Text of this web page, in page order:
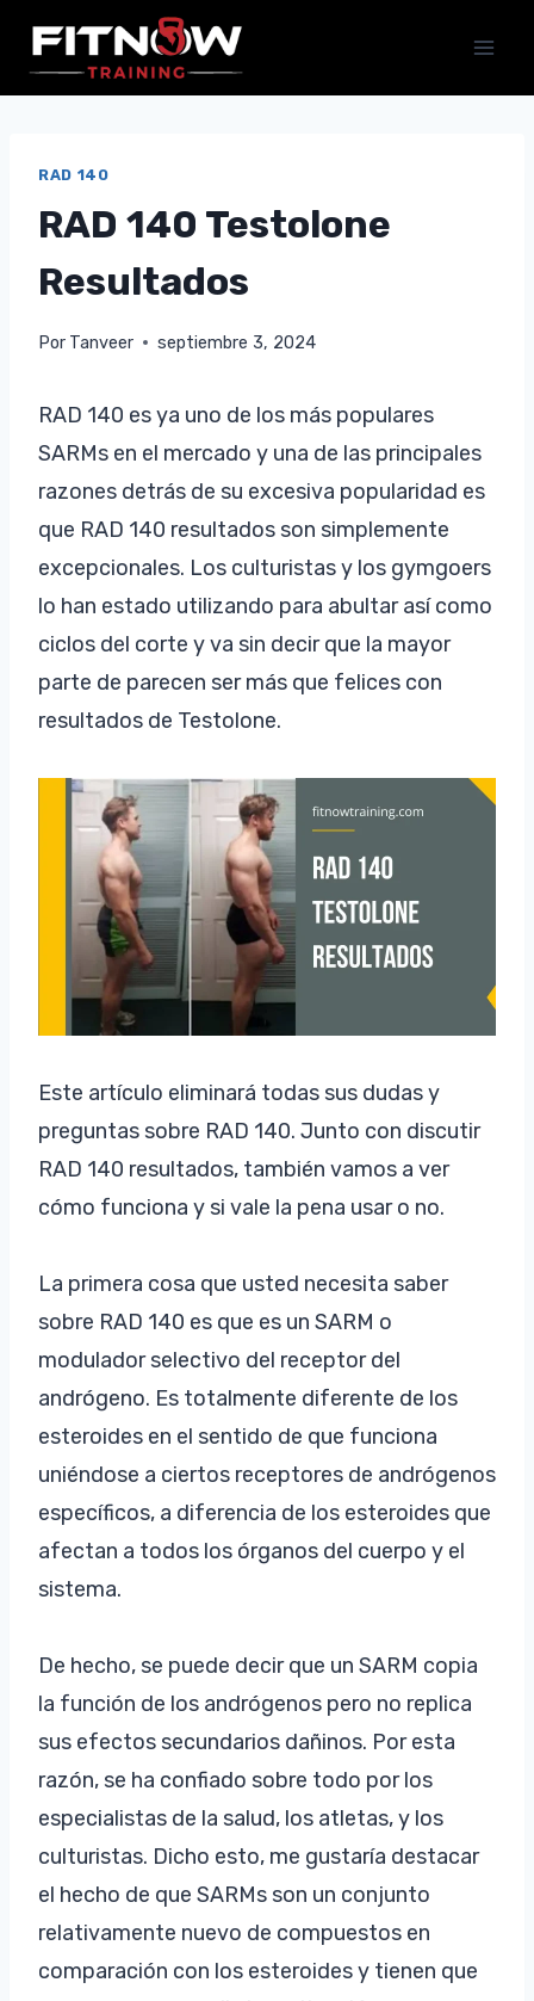
contenido
RAD 140
RAD 140 Testolone
Resultados
Por Tanveer septiembre 3, 2024
RAD 140 es ya uno de los más populares
SARMs en el mercado y una de las principales
razones detrás de su excesiva popularidad es
que RAD 140 resultados son simplemente
excepcionales. Los culturistas y los gymgoers
lo han estado utilizando para abultar así como
ciclos del corte y va sin decir que la mayor
parte de parecen ser más que felices con
resultados de Testolone.
Este artículo eliminará todas sus dudas y
preguntas sobre RAD 140. Junto con discutir
RAD 140 resultados, también vamos a ver
cómo funciona y si vale la pena usar o no.
La primera cosa que usted necesita saber
sobre RAD 140 es que es un SARM o
modulador selectivo del receptor del
andrógeno. Es totalmente diferente de los
esteroides en el sentido de que funciona
uniéndose a ciertos receptores de andrógenos
específicos, a diferencia de los esteroides que
afectan a todos los órganos del cuerpo y el
sistema.
De hecho, se puede decir que un SARM copia
la función de los andrógenos pero no replica
sus efectos secundarios dañinos. Por esta
razón, se ha confiado sobre todo por los
especialistas de la salud, los atletas, y los
culturistas. Dicho esto, me gustaría destacar
el hecho de que SARMs son un conjunto
relativamente nuevo de compuestos en
comparación con los esteroides y tienen que